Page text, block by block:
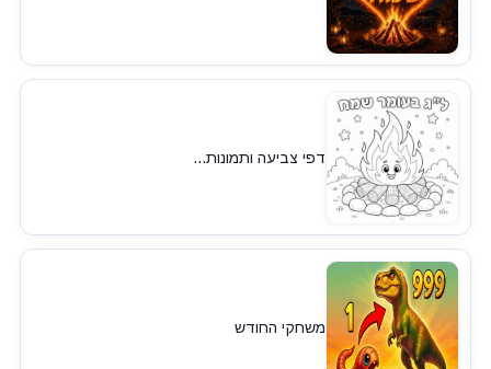
דפי צביעה ותמונות...
משחקי החודש